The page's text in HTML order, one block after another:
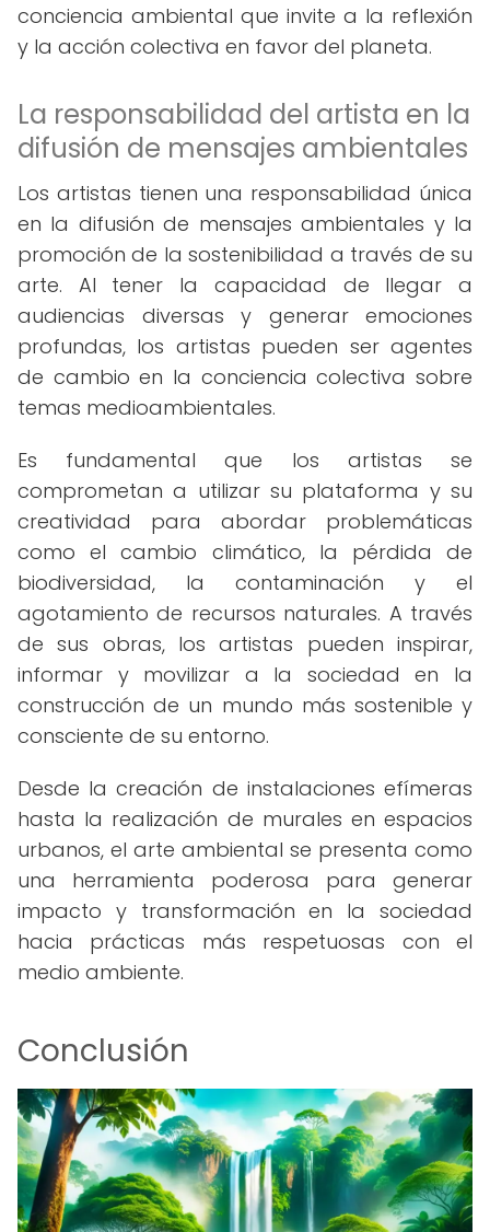
conciencia ambiental que invite a la reflexión
y la acción colectiva en favor del planeta.
La responsabilidad del artista en la
difusión de mensajes ambientales
Los artistas tienen una responsabilidad única
en la difusión de mensajes ambientales y la
promoción de la sostenibilidad a través de su
arte. Al tener la capacidad de llegar a
audiencias diversas y generar emociones
profundas, los artistas pueden ser agentes
de cambio en la conciencia colectiva sobre
temas medioambientales.
Es fundamental que los artistas se
comprometan a utilizar su plataforma y su
creatividad para abordar problemáticas
como el cambio climático, la pérdida de
biodiversidad, la contaminación y el
agotamiento de recursos naturales. A través
de sus obras, los artistas pueden inspirar,
informar y movilizar a la sociedad en la
construcción de un mundo más sostenible y
consciente de su entorno.
Desde la creación de instalaciones efímeras
hasta la realización de murales en espacios
urbanos, el arte ambiental se presenta como
una herramienta poderosa para generar
impacto y transformación en la sociedad
hacia prácticas más respetuosas con el
medio ambiente.
Conclusión